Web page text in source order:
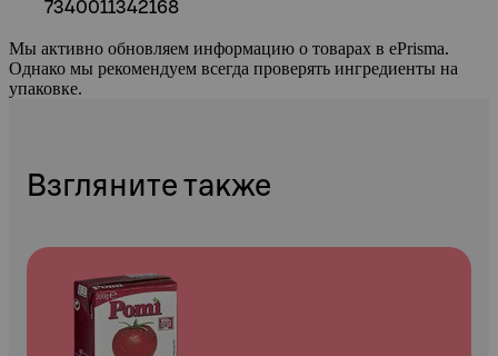
7340011342168
Мы активно обновляем информацию о товарах в ePrisma.
Однако мы рекомендуем всегда проверять ингредиенты на
упаковке.
Взгляните также